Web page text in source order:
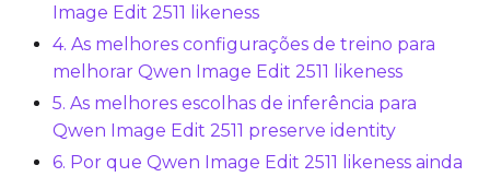
Weight Decay
Timestep Type
Image Edit 2511 likeness
4. As melhores configurações de treino para
melhorar Qwen Image Edit 2511 likeness
5. As melhores escolhas de inferência para
Qwen Image Edit 2511 preserve identity
6. Por que Qwen Image Edit 2511 likeness ainda